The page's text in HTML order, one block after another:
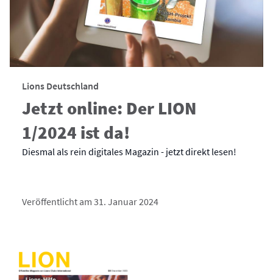
Lions Deutschland
Jetzt online: Der LION
1/2024 ist da!
Diesmal als rein digitales Magazin - jetzt direkt lesen!
Veröffentlicht am 31. Januar 2024